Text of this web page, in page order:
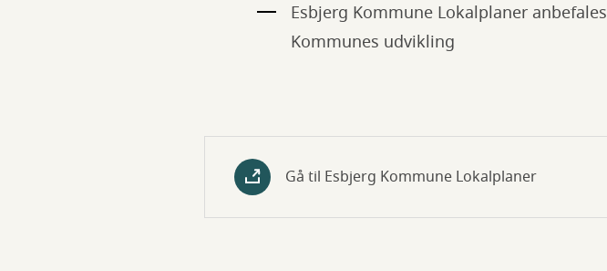
Esbjerg Kommune Lokalplaner
Kommunes udvikling
Gå til Esbjerg Kommune Lokalplaner